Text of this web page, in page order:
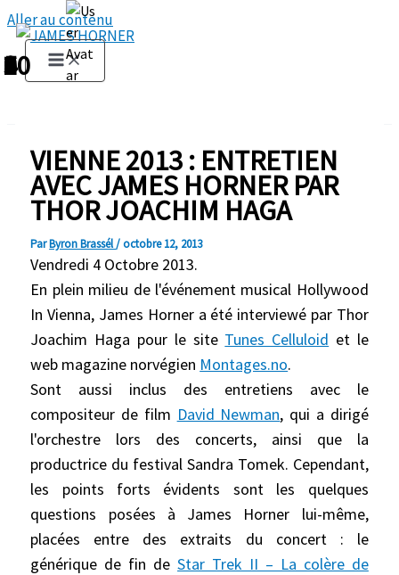
Aller au contenu
VIENNE 2013 : ENTRETIEN
AVEC JAMES HORNER PAR
THOR JOACHIM HAGA
ParByron Brassél/octobre 12, 2013
Vendredi 4 Octobre 2013.
En plein milieu de l'événement musical Hollywood
In Vienna, James Horner a été interviewé par Thor
Joachim Haga pour le site Tunes Celluloid et le
web magazine norvégien Montages.no.
Sont aussi inclus des entretiens avec le
compositeur de film David Newman, qui a dirigé
l'orchestre lors des concerts, ainsi que la
productrice du festival Sandra Tomek. Cependant,
les points forts évidents sont les quelques
questions posées à James Horner lui-même,
placées entre des extraits du concert : le
générique de fin deStar Trek II – La colère de
1
2
3
4
5
6
7
8
9
10